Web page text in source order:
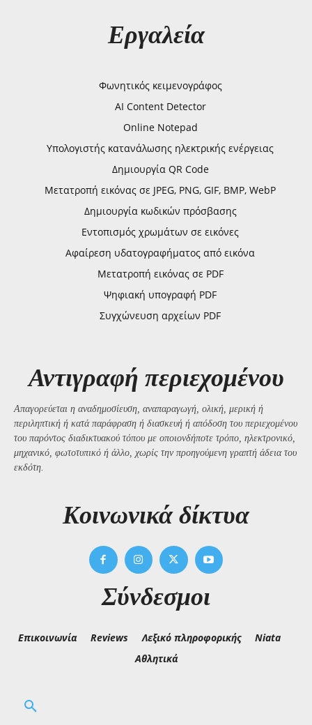
Εργαλεία
Φωνητικός κειμενογράφος
AI Content Detector
Online Notepad
Υπολογιστής κατανάλωσης ηλεκτρικής ενέργειας
Δημιουργία QR Code
Μετατροπή εικόνας σε JPEG, PNG, GIF, BMP, WebP
Δημιουργία κωδικών πρόσβασης
Εντοπισμός χρωμάτων σε εικόνες
Αφαίρεση υδατογραφήματος από εικόνα
Μετατροπή εικόνας σε PDF
Ψηφιακή υπογραφή PDF
Συγχώνευση αρχείων PDF
Αντιγραφή περιεχομένου
Απαγορεύεται η αναδημοσίευση, αναπαραγωγή, ολική, μερική ή
περιληπτική ή κατά παράφραση ή διασκευή ή απόδοση του περιεχομένου
του παρόντος διαδικτυακού τόπου με οποιονδήποτε τρόπο, ηλεκτρονικό,
μηχανικό, φωτοτυπικό ή άλλο, χωρίς την προηγούμενη γραπτή άδεια του
εκδότη.
Kοινωνικά δίκτυα
Σύνδεσμοι
Επικοινωνία Reviews Λεξικό πληροφορικής
Niata
Αθλητικά